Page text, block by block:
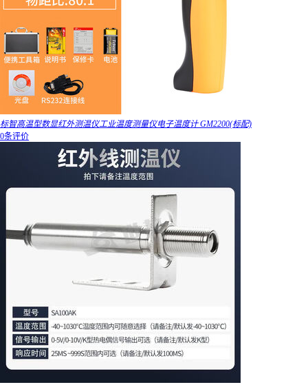
标智高温型数显红外测温仪工业温度测量仪电子温度计 GM2200(标配)
0条评价